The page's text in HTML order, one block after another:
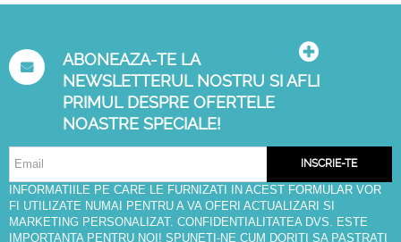
ABONEAZA-TE LA
NEWSLETTERUL NOSTRU SI AFLI
PRIMUL DESPRE OFERTELE
NOASTRE SPECIALE!
INSCRIE-TE
INFORMATIILE PE CARE LE FURNIZATI IN ACEST FORMULAR VOR
FI UTILIZATE NUMAI PENTRU A VA OFERI ACTUALIZARI SI
MARKETING PERSONALIZAT. CONFIDENTIALITATEA DVS. ESTE
IMPORTANTA PENTRU NOI! SPUNETI-NE CUM DORITI SA PASTRATI